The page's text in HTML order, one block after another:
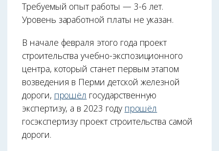
Требуемый опыт работы — 3-6 лет.
Уровень заработной платы не указан.
В начале февраля этого года проект
строительства учебно-экспозиционного
центра, который станет первым этапом
возведения в Перми детской железной
дороги, прошёл государственную
экспертизу, а в 2023 году прошёл
госэкспертизу проект строительства самой
дороги.